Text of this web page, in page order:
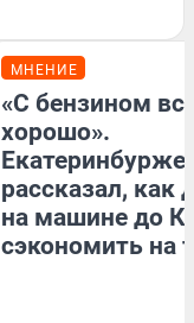
МНЕНИЕ
«С бензином
хорошо».
рассказал, как
на машине до
сэкономить на